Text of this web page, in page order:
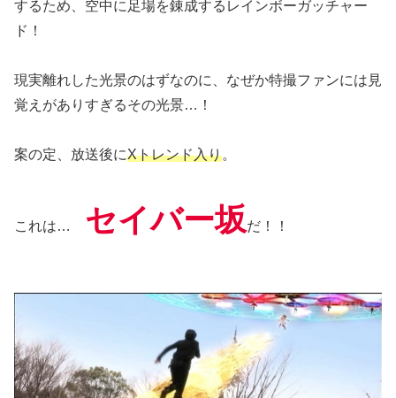
するため、空中に足場を錬成するレインボーガッチャー
ド！
現実離れした光景のはずなのに、なぜか特撮ファンには見
覚えがありすぎるその光景…！
案の定、放送後にXトレンド入り。
これは… セイバー坂だ！！